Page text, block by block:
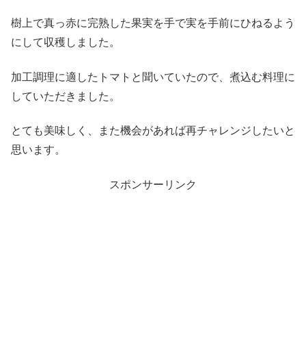
樹上で真っ赤に完熟した果実を手で実を手前にひねるよう
にして収穫しました。
加工調理に適したトマトと聞いていたので、煮込む料理に
していただきました。
とても美味しく、また機会があれば再チャレンジしたいと
思います。
スポンサーリンク